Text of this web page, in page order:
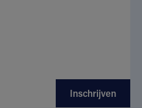
Inschrijven